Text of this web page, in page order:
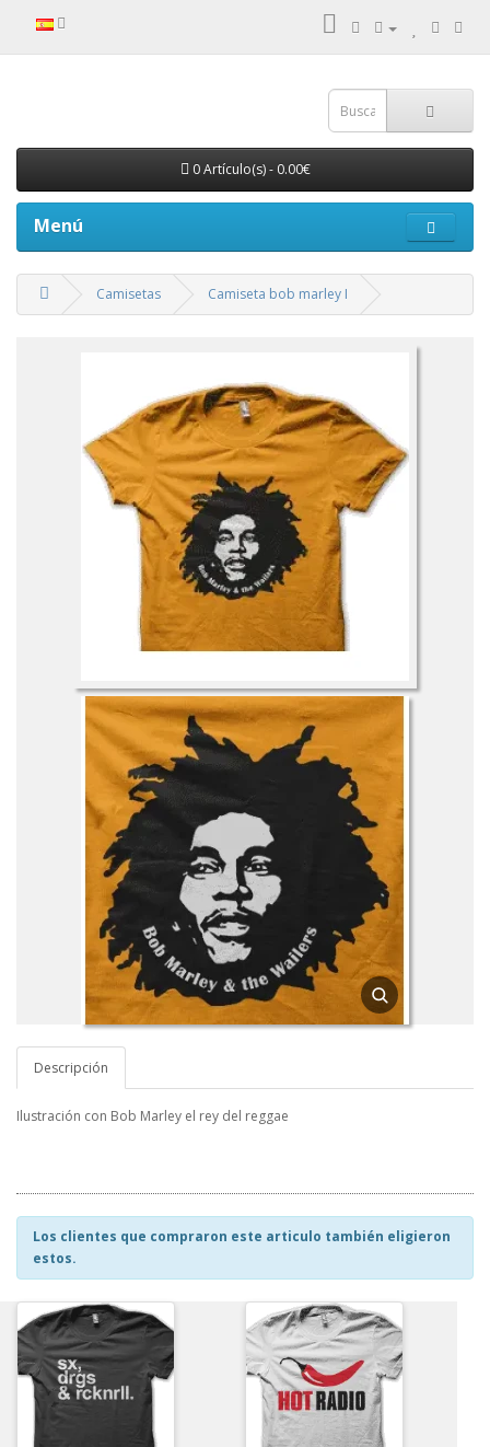
0 Artículo(s) - 0.00€
Menú
Camisetas Camiseta bob marley I
Descripción
Ilustración con Bob Marley el rey del reggae
Los clientes que compraron este articulo también eligieron
estos.